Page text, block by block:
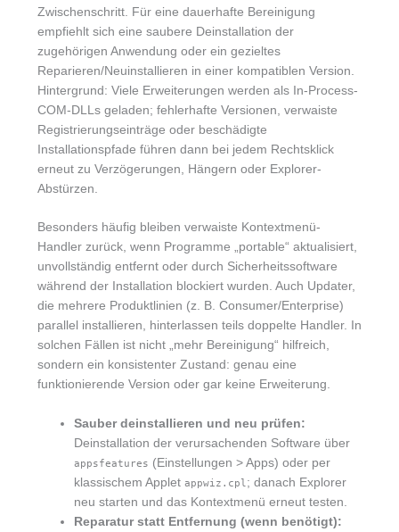
Zwischenschritt. Für eine dauerhafte Bereinigung
empfiehlt sich eine saubere Deinstallation der
zugehörigen Anwendung oder ein gezieltes
Reparieren/Neuinstallieren in einer kompatiblen Version.
Hintergrund: Viele Erweiterungen werden als In-Process-
COM-DLLs geladen; fehlerhafte Versionen, verwaiste
Registrierungseinträge oder beschädigte
Installationspfade führen dann bei jedem Rechtsklick
erneut zu Verzögerungen, Hängern oder Explorer-
Abstürzen.
Besonders häufig bleiben verwaiste Kontextmenü-
Handler zurück, wenn Programme „portable“ aktualisiert,
unvollständig entfernt oder durch Sicherheitssoftware
während der Installation blockiert wurden. Auch Updater,
die mehrere Produktlinien (z. B. Consumer/Enterprise)
parallel installieren, hinterlassen teils doppelte Handler. In
solchen Fällen ist nicht „mehr Bereinigung“ hilfreich,
sondern ein konsistenter Zustand: genau eine
funktionierende Version oder gar keine Erweiterung.
Sauber deinstallieren und neu prüfen:
Deinstallation der verursachenden Software über
appsfeatures (Einstellungen > Apps) oder per
klassischem Applet appwiz.cpl; danach Explorer
neu starten und das Kontextmenü erneut testen.
Reparatur statt Entfernung (wenn benötigt):